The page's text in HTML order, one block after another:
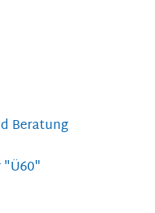
Beratung
"Ü60"